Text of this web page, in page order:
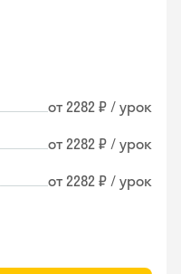
от 2282 ₽ / урок
от 2282 ₽ / урок
от 2282 ₽ / урок